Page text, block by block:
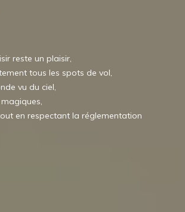
reste un plaisir,
tous les spots de vol,
vu du ciel,
en respectant la réglementation